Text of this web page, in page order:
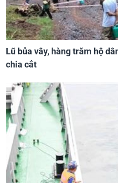
Lũ bủa vây, hàng trăm hộ
chia cắt